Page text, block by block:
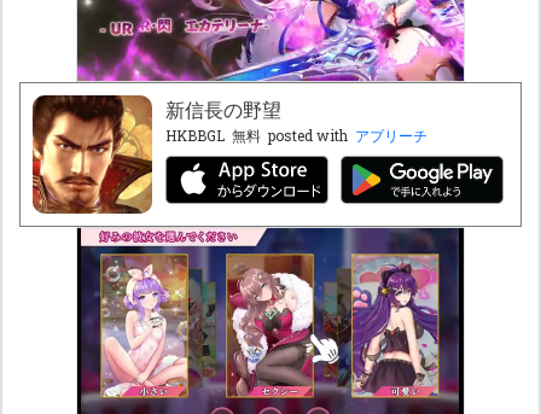
新信長の野望
HKBBGL 無料 posted with アプリーチ